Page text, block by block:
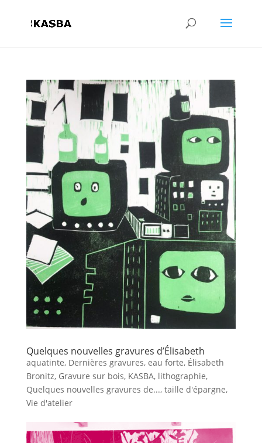
Quelques nouvelles gravures d’Élisabeth
aquatinte, Dernières gravures, eau forte, Élisabeth
Bronitz, Gravure sur bois, KASBA, lithographie,
Quelques nouvelles gravures de..., taille d'épargne,
Vie d'atelier